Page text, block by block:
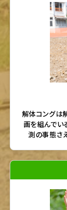
解体コングは
画を組んでい
測の事態さ